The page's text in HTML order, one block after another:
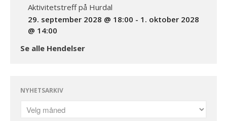
Aktivitetstreff på Hurdal
29. september 2028 @ 18:00 - 1. oktober 2028
@ 14:00
Se alle Hendelser
NYHETSARKIV